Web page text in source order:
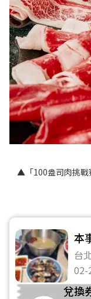
▲「100盎司肉挑戰
本
台
02-
兌換